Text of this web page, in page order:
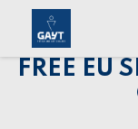
FREE EU